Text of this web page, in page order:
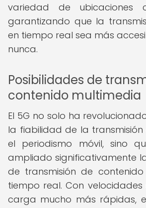
variedad de ubicaciones
garantizando que la
en tiempo real sea más
nunca.
Posibilidades de
contenido multimedia
El 5G no solo ha
la fiabilidad de la
el periodismo móvil, sino
ampliado significativamente
de transmisión de
tiempo real. Con
carga mucho más rápidas,